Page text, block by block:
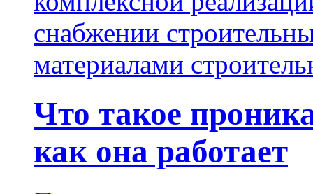
снабжении
материалами
Что такое
как она работает